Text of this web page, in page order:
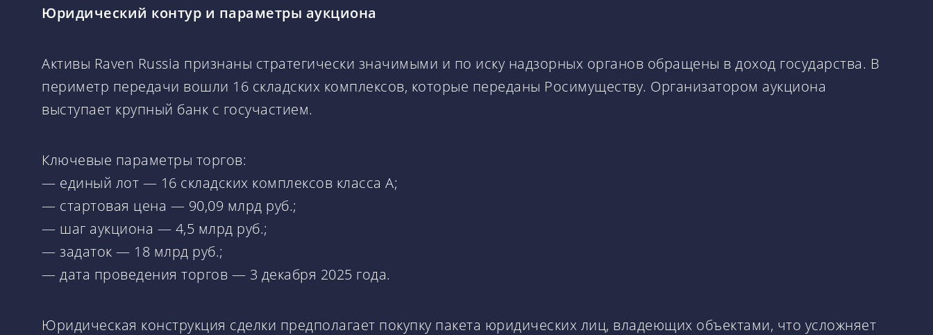
Юридический контур и параметры аукциона
Активы Raven Russia признаны стратегически значимыми и по иску надзорных органов обращены в доход государства. В
периметр передачи вошли 16 складских комплексов, которые переданы Росимуществу. Организатором аукциона
выступает крупный банк с госучастием.
Ключевые параметры торгов:
— единый лот — 16 складских комплексов класса А;
— стартовая цена — 90,09 млрд руб.;
— шаг аукциона — 4,5 млрд руб.;
— задаток — 18 млрд руб.;
— дата проведения торгов — 3 декабря 2025 года.
Юридическая конструкция сделки предполагает покупку пакета юридических лиц, владеющих объектами, что усложняет